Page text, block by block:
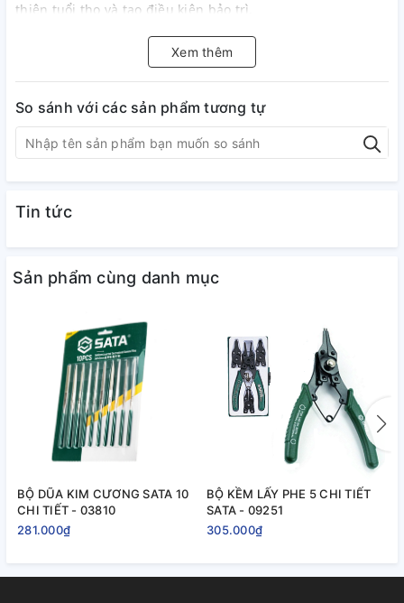
thiện tuổi thọ và tạo điều kiện bảo trì.
Xem thêm
So sánh với các sản phẩm tương tự
Tin tức
Sản phẩm cùng danh mục
BỘ DŨA KIM CƯƠNG SATA 10
CHI TIẾT - 03810
281.000₫
BỘ KỀM LẤY PHE 5 CHI TIẾT
SATA - 09251
305.000₫